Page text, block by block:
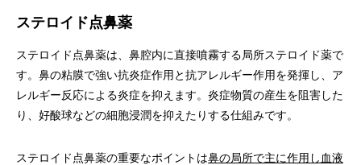
ステロイド点鼻薬
ステロイド点鼻薬は、鼻腔内に直接噴霧する局所ステロイド薬で
す。鼻の粘膜で強い抗炎症作用と抗アレルギー作用を発揮し、ア
レルギー反応による炎症を抑えます。炎症物質の産生を阻害した
り、好酸球などの細胞浸潤を抑えたりする仕組みです。
ステロイド点鼻薬の重要なポイントは鼻の局所で主に作用し血液